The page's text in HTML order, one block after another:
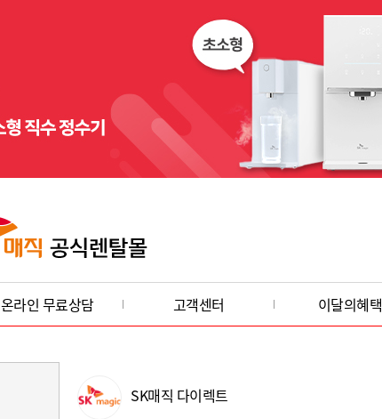
온라인 무료상담 고객센터 이달의혜택
SK매직 다이렉트